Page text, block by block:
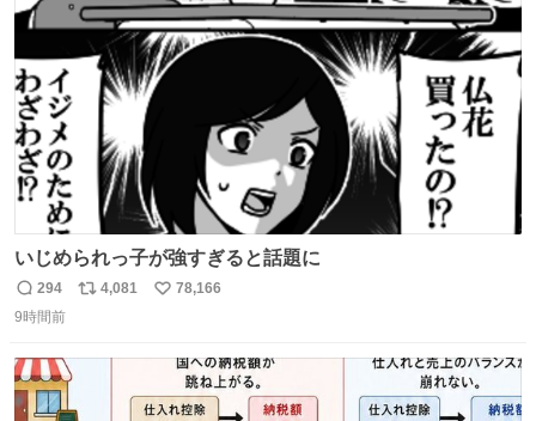
数
いじめられっ子が強すぎると話題に
返
信
294
リ
4,081
い
78,166
9時間前